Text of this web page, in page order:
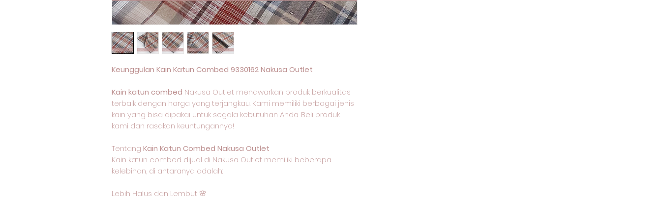
Keunggulan Kain Katun Combed 9330162 Nakusa Outlet
Kain katun combed Nakusa Outlet menawarkan produk berkualitas
terbaik dengan harga yang terjangkau. Kami memiliki berbagai jenis
kain yang bisa dipakai untuk segala kebutuhan Anda. Beli produk
kami dan rasakan keuntungannya!
Tentang Kain Katun Combed Nakusa Outlet
Kain katun combed dijual di Nakusa Outlet memiliki beberapa
kelebihan, di antaranya adalah:
Lebih Halus dan Lembut 🌸